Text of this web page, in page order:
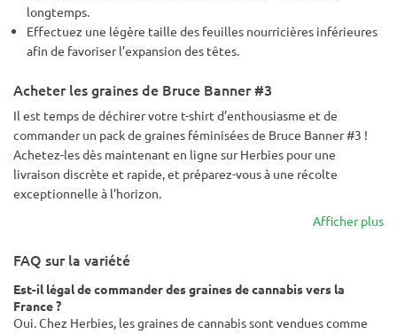
longtemps.
Effectuez une légère taille des feuilles nourricières inférieures
afin de favoriser l’expansion des têtes.
Acheter les graines de Bruce Banner #3
Il est temps de déchirer votre t-shirt d’enthousiasme et de
commander un pack de graines féminisées de Bruce Banner #3 !
Achetez-les dès maintenant en ligne sur Herbies pour une
livraison discrète et rapide, et préparez-vous à une récolte
exceptionnelle à l’horizon.
Afficher plus
FAQ sur la variété
Est-il légal de commander des graines de cannabis vers la
France ?
Oui. Chez Herbies, les graines de cannabis sont vendues comme